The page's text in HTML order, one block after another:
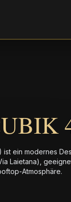
ist ein modernes
Laietana),
Atmosphäre.